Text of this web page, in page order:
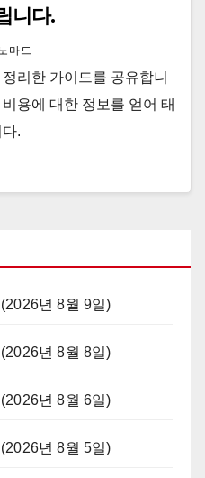
니다.
마드
리한 가이드를 공유합니
용에 대한 정보를 얻어 태
.
년 8월 9일)
년 8월 8일)
년 8월 6일)
년 8월 5일)